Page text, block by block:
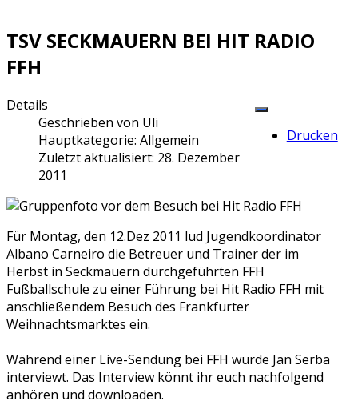
TSV SECKMAUERN BEI HIT RADIO
FFH
Drucken
Details
Geschrieben von Uli
Hauptkategorie: Allgemein
Zuletzt aktualisiert: 28. Dezember
2011
Für Montag, den 12.Dez 2011 lud Jugendkoordinator
Albano Carneiro die Betreuer und Trainer der im
Herbst in Seckmauern durchgeführten FFH
Fußballschule zu einer Führung bei Hit Radio FFH mit
anschließendem Besuch des Frankfurter
Weihnachtsmarktes ein.
Während einer Live-Sendung bei FFH wurde Jan Serba
interviewt. Das Interview könnt ihr euch nachfolgend
anhören und downloaden.